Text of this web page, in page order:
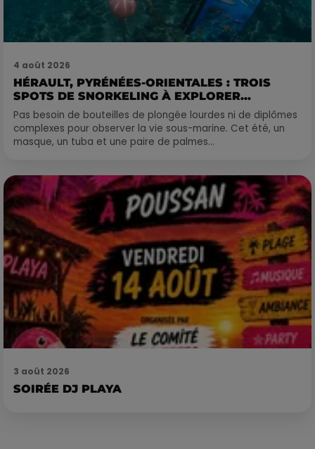
4 août 2026
HÉRAULT, PYRÉNÉES-ORIENTALES : TROIS
SPOTS DE SNORKELING À EXPLORER...
Pas besoin de bouteilles de plongée lourdes ni de diplômes
complexes pour observer la vie sous-marine. Cet été, un
masque, un tuba et une paire de palmes...
3 août 2026
SOIRÉE DJ PLAYA